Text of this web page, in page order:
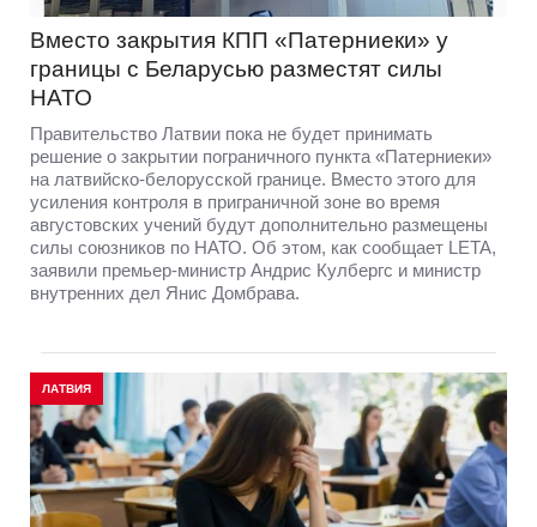
Вместо закрытия КПП «Патерниеки» у
границы с Беларусью разместят силы
НАТО
Правительство Латвии пока не будет принимать
решение о закрытии пограничного пункта «Патерниеки»
на латвийско-белорусской границе. Вместо этого для
усиления контроля в приграничной зоне во время
августовских учений будут дополнительно размещены
силы союзников по НАТО. Об этом, как сообщает LETA,
заявили премьер-министр Андрис Кулбергс и министр
внутренних дел Янис Домбрава.
ЛАТВИЯ